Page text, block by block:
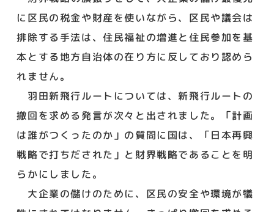
に区民の税金や財産を使いながら、区民や議会は
排除する手法は、住民福祉の増進と住民参加を基
本とする地方自治体の在り方に反しており認めら
れません。
羽田新飛行ルートについては、新飛行ルートの
撤回を求める発言が次々と出されました。「計画
は誰がつくったのか」の質問に国は、「日本再興
戦略で打ちだされた」と財界戦略であることを明
らかにしました。
大企業の儲けのために、区民の安全や環境が犠